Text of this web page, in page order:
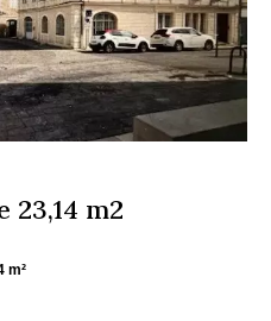
23,14 m2
m²